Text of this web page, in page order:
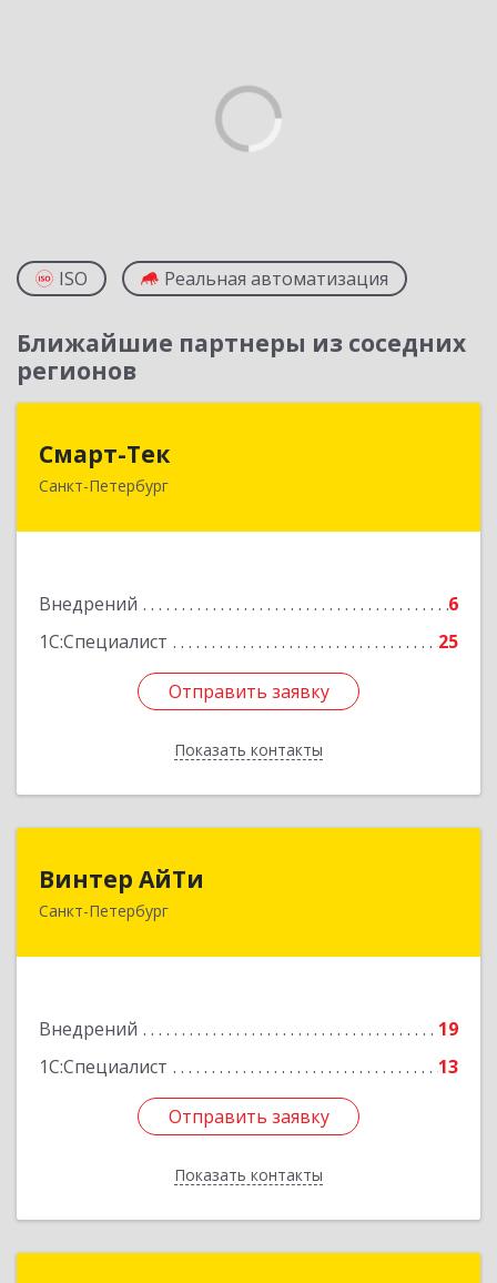
ISO Реальная автоматизация
Ближайшие партнеры из соседних
регионов
Смарт-Тек
Санкт-Петербург
Внедрений
6
1С:Специалист
25
Отправить заявку
Показать контакты
197374, Санкт-Петербург г, Савушкина ул, дом
Отправить заявку
Назад
Винтер АйТи
Санкт-Петербург
Внедрений
19
1С:Специалист
13
Отправить заявку
Показать контакты
196142, Санкт-Петербург г, Пулковская ул, дом
Отправить заявку
Назад